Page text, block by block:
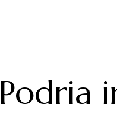
Podria